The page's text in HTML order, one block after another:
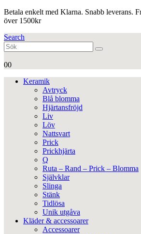
Betala enkelt med Klarna. Snabb leverans.
över 1500kr
Search
00
Keramik
Avtryck
Blå blomma
Hjärtansfröjd
Liv
Löv
Nattsvart
Prick
Prickhjärta
Q
Ruta – Rand – Prick – Blomma
Självklar
Slinga
Stänk
Tidlösa
Unik utgåva
Kläder & accessoarer
Accessoarer